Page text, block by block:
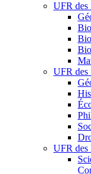
UFR des
UFR des
UFR des